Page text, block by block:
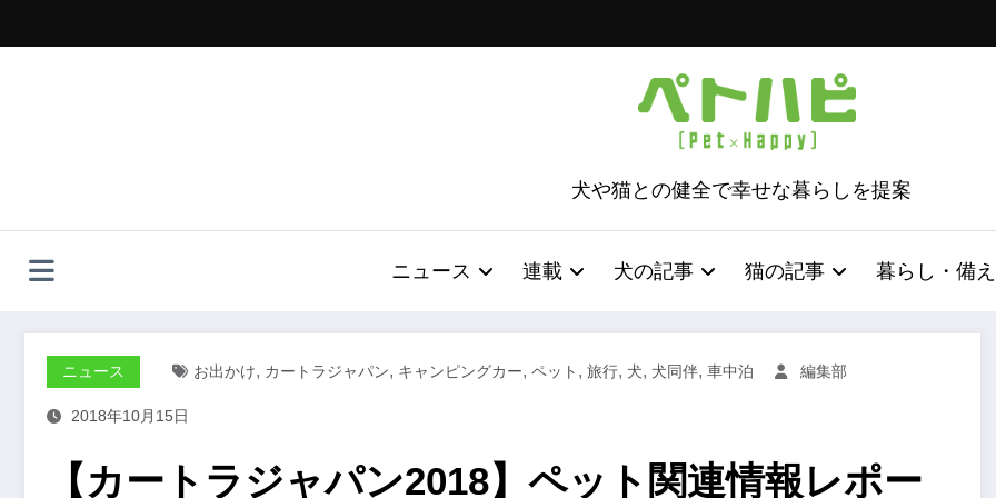
ッ
犬や猫との健全で幸せな暮らしを提案
ニュース 連載 犬の記事 猫の記事 暮らし・備え
ニュース お出かけ, カートラジャパン, キャンピングカー, ペット , 旅行, 犬, 犬同伴, 車中泊 編集部
2018年10月15日
【カートラジャパン2018】ペット関連情報レポー